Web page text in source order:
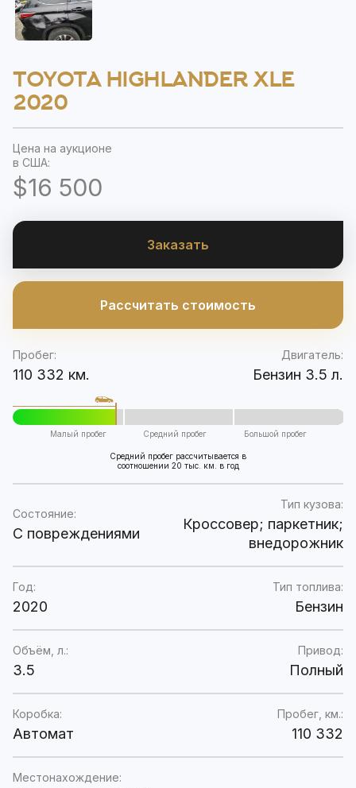
TOYOTA HIGHLANDER XLE
2020
Цена на аукционе
в США:
$16 500
Заказать
Рассчитать стоимость
Пробег:
110 332 км.
Двигатель:
Бензин 3.5 л.
Малый пробег Средний пробег Большой пробег
Средний пробег рассчитывается в
соотношении 20 тыс. км. в год
Состояние:
C повреждениями
Тип кузова:
Кроссовер; паркетник;
внедорожник
Год:
2020
Тип топлива:
Бензин
Объём, л.:
3.5
Привод:
Полный
Коробка:
Автомат
Пробег, км.:
110 332
Местонахождение: